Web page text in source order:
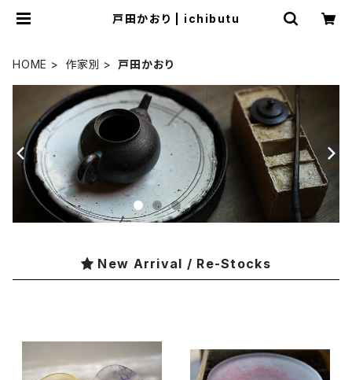
戸田かおり | ichibutu
HOME 作家別 戸田かおり
New Arrival / Re-Stocks